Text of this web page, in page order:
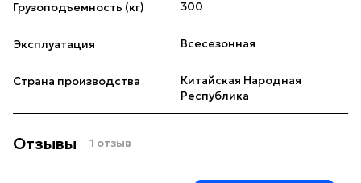
Грузоподъемность (кг) 300
Эксплуатация Всесезонная
Страна производства
Китайская Народная
Республика
Отзывы 1 отзыв